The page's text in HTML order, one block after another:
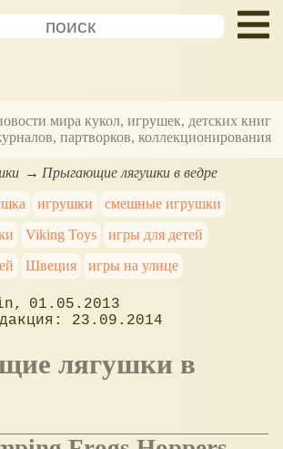
мира кукол, игрушек, детских книг
партворков, коллекционирования
Прыгающие лягушки в ведре
игрушки
смешные игрушки
Viking Toys
игры для детей
Швеция игры на улице
01.05.2013
23.09.2014